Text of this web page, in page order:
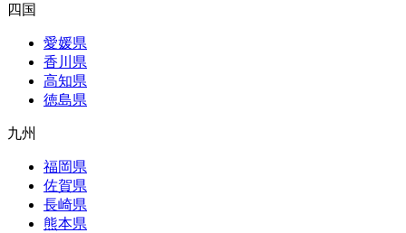
四国
愛媛県
香川県
高知県
徳島県
九州
福岡県
佐賀県
長崎県
熊本県